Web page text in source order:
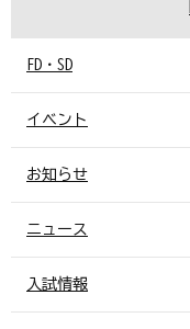
FD・SD
イベント
お知らせ
ニュース
入試情報